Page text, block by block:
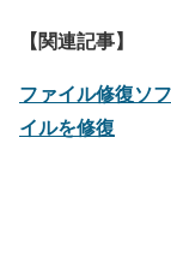
【関連記事】
ファイル修復ソ
イルを修復